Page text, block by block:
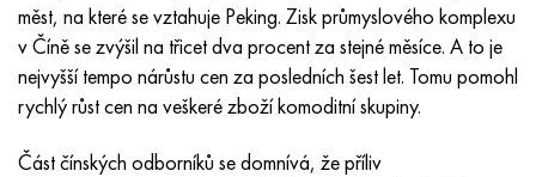
měst, na které se vztahuje Peking. Zisk průmyslového komplexu
v Číně se zvýšil na třicet dva procent za stejné měsíce. A to je
nejvyšší tempo nárůstu cen za posledních šest let. Tomu pomohl
rychlý růst cen na veškeré zboží komoditní skupiny.
Část čínských odborníků se domnívá, že příliv
Kobalt 6B
maraging 250
49K2F, 49K2FA-VI
Slitina 50N
XN65VM
KhN65VMTYu
PT-7M
2B
PH 13-8 Po - 1,4534
1,4542 - 17-4Ph®
12Х18Н9Т
13X11N2V2MF
křemíkový bronz
C65500, CuAl11Fe3
12X2H4A, 15NiCr13, 1,5752
AC14, 11SMnPb30
Р9М4К8,1,3207
R12F3, 1,3318, sw12